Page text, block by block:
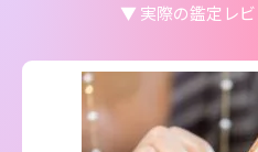
▼ 実際の鑑定レ